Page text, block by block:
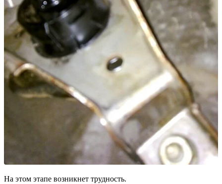
На этом этапе возникнет трудность.